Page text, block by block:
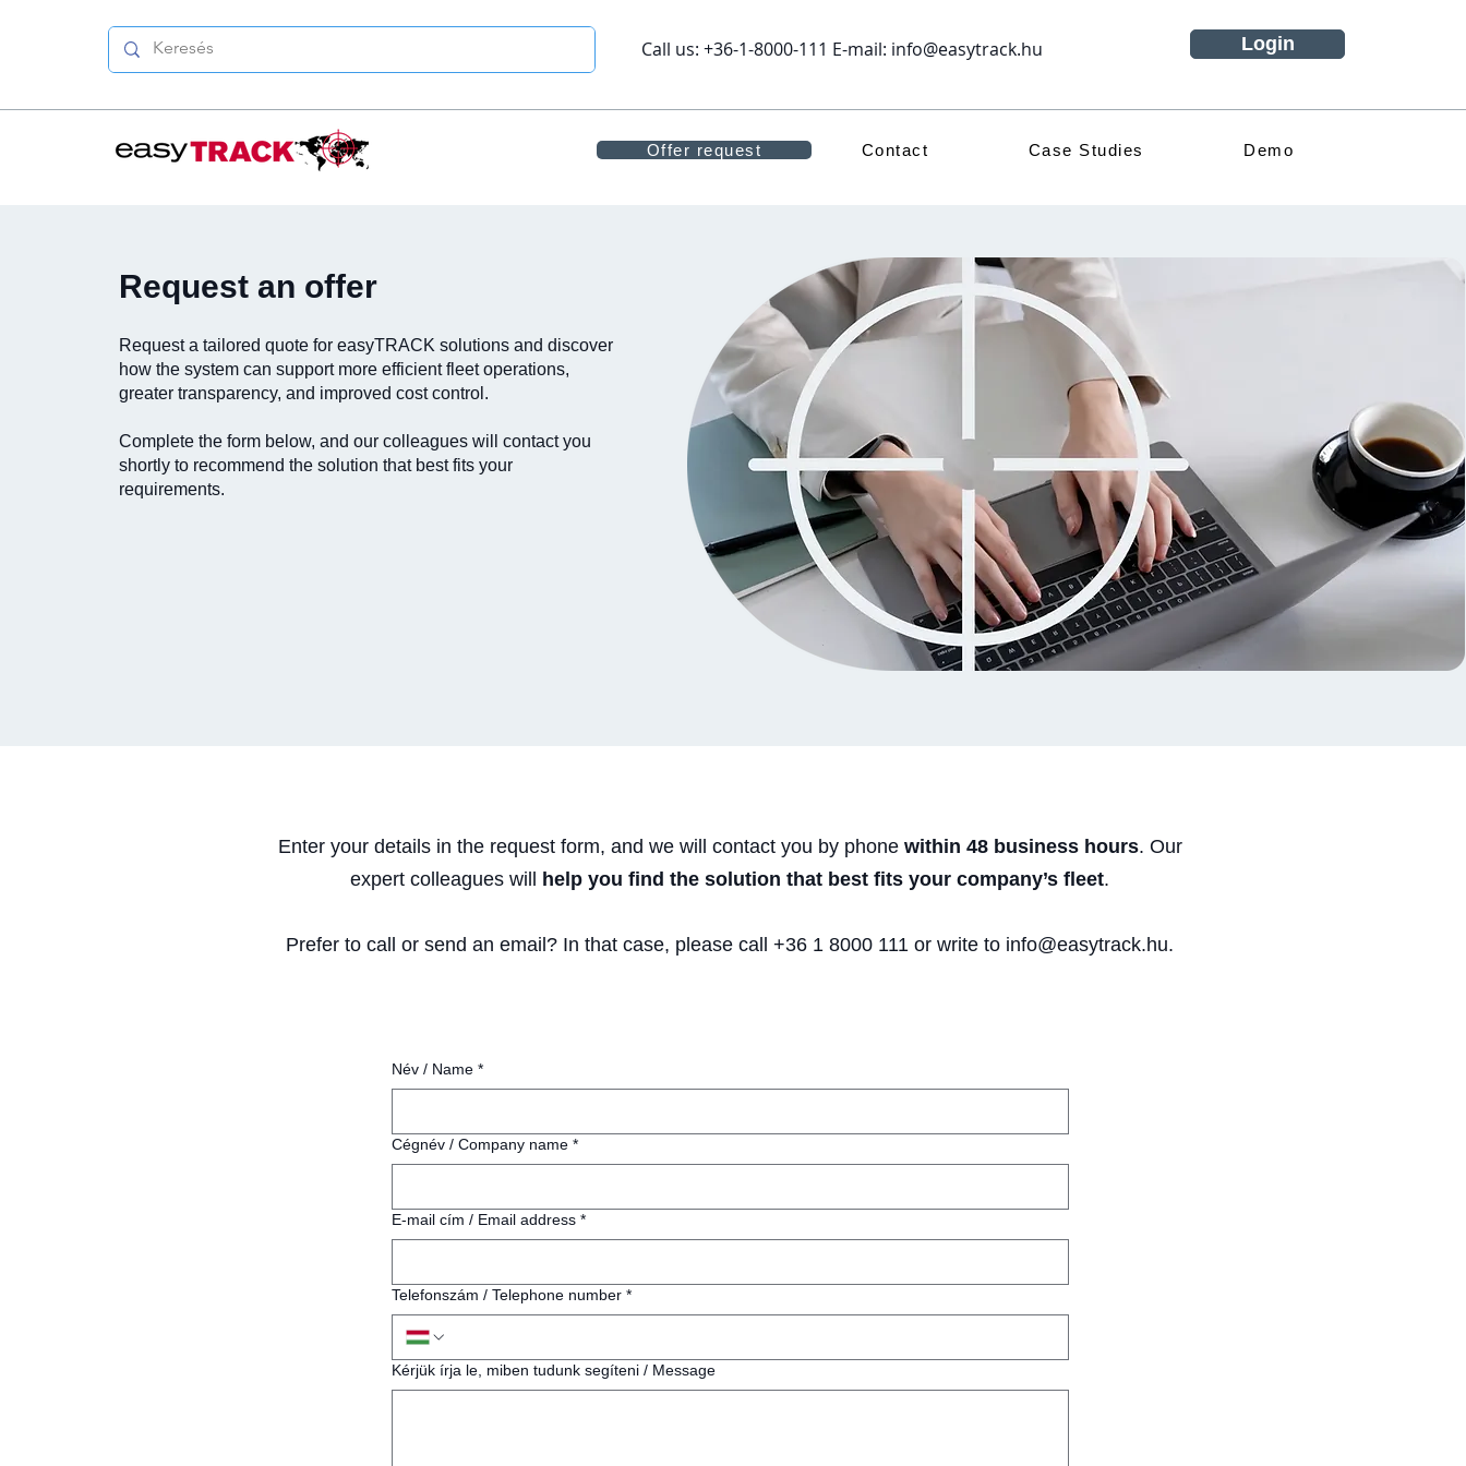
Call us: +36-1-8000-111 E-mail: info@easytrack.hu Login
Offer request Contact Case Studies Demo
Request an offer
Request a tailored quote for easyTRACK solutions and discover
how the system can support more efficient fleet operations,
greater transparency, and improved cost control.
Complete the form below, and our colleagues will contact you
shortly to recommend the solution that best fits your
requirements.
Enter your details in the request form, and we will contact you by phone within 48 business hours. Our
expert colleagues will
help you find the solution that best fits your company’s fleet.
Prefer to call or send an email? In that case, please call +36 1 8000 111 or write to info@easytrack.hu.
Név / Name *
Cégnév / Company name *
E-mail cím / Email address *
Telefonszám / Telephone number *
Kérjük írja le, miben tudunk segíteni / Message